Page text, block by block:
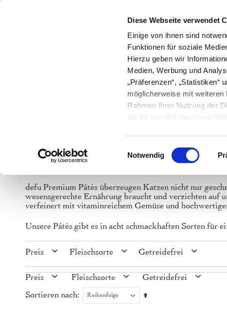
Diese Webseite verwendet
Einige von ihnen sind
Funktionen für soziale
Hierzu geben wir
Medien, Werbung und
„Präferenzen“, „Statistiken“
möglicherweise mit
Rahmen Ihrer Nutzung der
die für den Betrieb dieser
Einwilligungsauswahl
Notwendig
Ratgeber
Magazin
KATZE NUTZTIERE
Premium Bio Nassfutter für Ihre
defu Premium Pâtés überzeugen Katzen nicht nur
wesensgerechte Ernährung braucht und verzichten
verfeinert mit vitaminreichem Gemüse und
Unsere Pâtés gibt es in acht schmackhaften Sorten für
Preis Fleischsorte Getreidefrei
Preis Fleischsorte
Getreidefrei
Sortieren nach
Absteigend